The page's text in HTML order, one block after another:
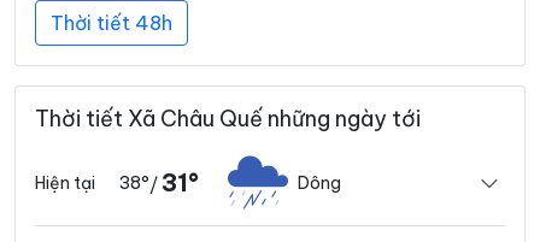
Thời tiết 48h
Thời tiết Xã Châu Quế những ngày tới
Hiện tại 38°/ 31° Dông